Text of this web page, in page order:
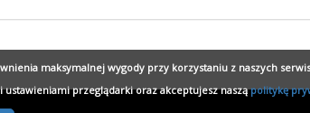
maksymalnej wygody przy korzystaniu z naszych
ustawieniami przeglądarki oraz akceptujesz nasząpolitykę